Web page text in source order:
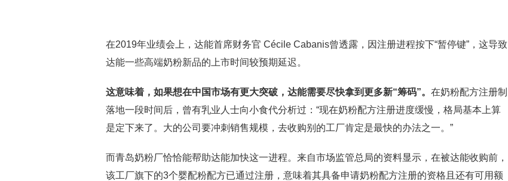
在2019年业绩会上，达能首席财务官 Cécile Cabanis曾透露，因注册进程按下“暂停键”，这导致
达能一些高端奶粉新品的上市时间较预期延迟。
这意味着，如果想在中国市场有更大突破，达能需要尽快拿到更多新“筹码”。 在奶粉配方注册制
落地一段时间后，曾有乳业人士向小食代分析过：“现在奶粉配方注册进度缓慢，格局基本上算
是定下来了。大的公司要冲刺销售规模，去收购别的工厂肯定是最快的办法之一。”
而青岛奶粉厂恰恰能帮助达能加快这一进程。来自市场监管总局的资料显示，在被达能收购前，
该工厂旗下的3个婴配粉配方已通过注册，意味着其具备申请奶粉配方注册的资格且还有可用额